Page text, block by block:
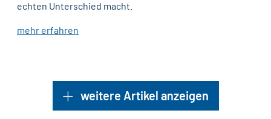
echten Unterschied macht.
mehr erfahren
weitere Artikel anzeigen